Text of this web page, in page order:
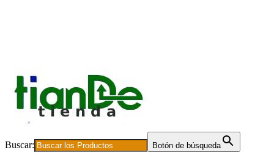
Buscar: Botón de búsqueda